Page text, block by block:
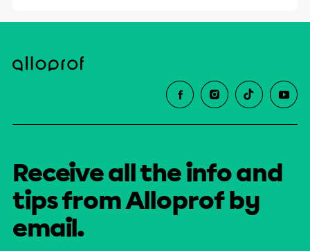
Receive all the info and
tips from Alloprof by
email.